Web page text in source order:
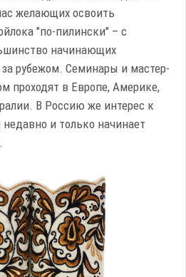
желающих освоить
"по-пилински" – с
начинающих
рубежом. Семинары и мастер-
проходят в Европе, Америке,
В Россию же интерес к
и только начинает